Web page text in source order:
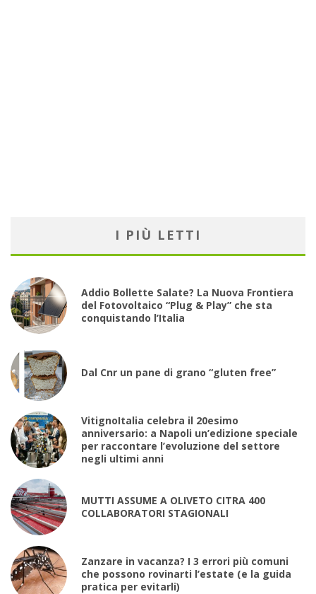
I PIÙ LETTI
Addio Bollette Salate? La Nuova Frontiera
del Fotovoltaico “Plug & Play” che sta
conquistando l’Italia
Dal Cnr un pane di grano “gluten free”
VitignoItalia celebra il 20esimo
anniversario: a Napoli un’edizione speciale
per raccontare l’evoluzione del settore
negli ultimi anni
MUTTI ASSUME A OLIVETO CITRA 400
COLLABORATORI STAGIONALI
Zanzare in vacanza? I 3 errori più comuni
che possono rovinarti l’estate (e la guida
pratica per evitarli)